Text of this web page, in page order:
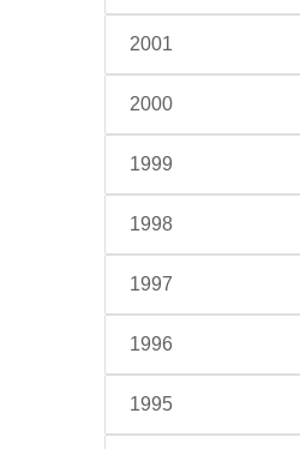
2001
2000
1999
1998
1997
1996
1995